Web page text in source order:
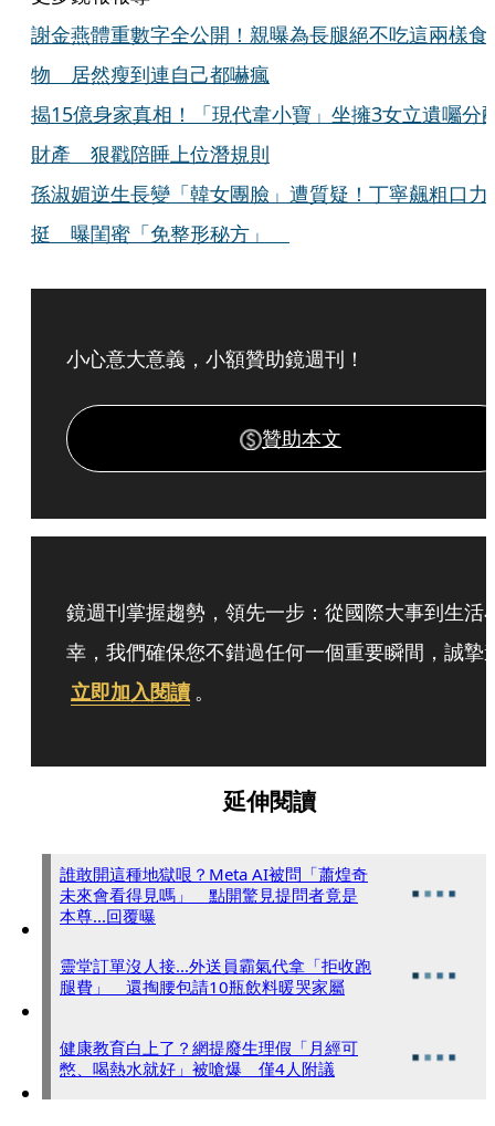
謝金燕體重數字全公開！親曝為長腿絕不吃這兩樣食
物 居然瘦到連自己都嚇瘋
揭15億身家真相！「現代韋小寶」坐擁3女立遺囑分
財產 狠戳陪睡上位潛規則
孫淑媚逆生長變「韓女團臉」遭質疑！丁寧飆粗口力
挺 曝閨蜜「免整形秘方」
小心意大意義，小額贊助鏡週刊！
贊助本文
鏡週刊掌握趨勢，領先一步：從國際大事到生活
幸，我們確保您不錯過任何一個重要瞬間，誠摯
立即加入閱讀 。
延伸閱讀
誰敢開這種地獄哏？Meta AI被問「蕭煌奇
未來會看得見嗎」 點開驚見提問者竟是
本尊...回覆曝
靈堂訂單沒人接...外送員霸氣代拿「拒收跑
腿費」 還掏腰包請10瓶飲料暖哭家屬
健康教育白上了？網提廢生理假「月經可
憋、喝熱水就好」被嗆爆 僅4人附議